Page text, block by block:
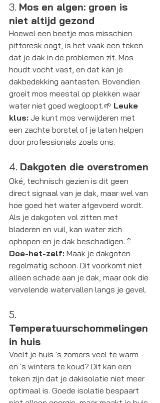
3. Mos en algen: groen is
niet altijd gezond
Hoewel een beetje mos misschien
pittoresk oogt, is het vaak een teken
dat je dak in de problemen zit. Mos
houdt vocht vast, en dat kan je
dakbedekking aantasten. Bovendien
groeit mos meestal op plekken waar
water niet goed wegloopt.🌱 Leuke
klus: Je kunt mos verwijderen met
een zachte borstel of je laten helpen
door professionals zoals ons.
4. Dakgoten die overstromen
Oké, technisch gezien is dit geen
direct signaal van je dak, maar wel van
hoe goed het water afgevoerd wordt.
Als je dakgoten vol zitten met
bladeren en vuil, kan water zich
ophopen en je dak beschadigen.🚿
Doe-het-zelf: Maak je dakgoten
regelmatig schoon. Dit voorkomt niet
alleen schade aan je dak, maar ook die
vervelende watervallen langs je gevel.
5.
Temperatuurschommelingen
in huis
Voelt je huis 's zomers veel te warm
en 's winters te koud? Dit kan een
teken zijn dat je dakisolatie niet meer
optimaal is. Goede isolatie bespaart